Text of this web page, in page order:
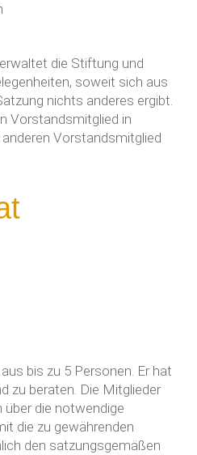
die Stiftung und
soweit sich aus
nichts anderes ergibt.
Vorstandsmitglied in
Vorstandsmitglied
bis zu 5 Personen. Er hat
zu beraten. Die Mitglieder
über die notwendige
die zu gewährenden
den satzungsgemäßen